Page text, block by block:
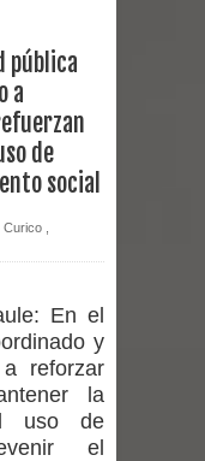
de
y otros
éxito el
un
pública
a
de
social
Curico
En el
y
reforzar
la
uso de
el